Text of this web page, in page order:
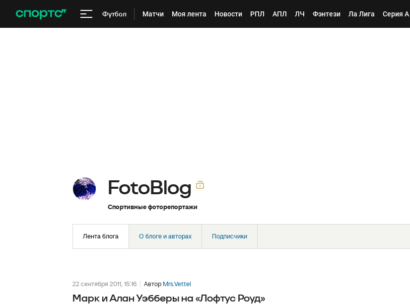
Футбол Матчи Моя лента Новости РПЛ АПЛ ЛЧ Фэнтези Ла Лига Серия А
FotoBlog
Спортивные фоторепортажи
Лента блога О блоге и авторах Подписчики
22 сентября 2011, 15:16 Автор Mrs.Vettel
Марк и Алан Уэбберы на «Лофтус Роуд»